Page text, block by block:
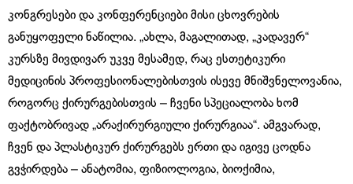
კონგრესები და კონფერენციები მისი ცხოვრების
განუყოფელი ნაწილია. „ახლა, მაგალითად, „კადავერ“
კურსზე მივდივარ უკვე მესამედ, რაც ესთეტიკური
მედიცინის პროფესიონალებისთვის ისევე მნიშვნელოვანია,
როგორც ქირურგებისთვის – ჩვენი სპეციალობა ხომ
ფაქტობრივად „არაქირურგიული ქირურგიაა“. ამგვარად,
ჩვენ და პლასტიკურ ქირურგებს ერთი და იგივე ცოდნა
გვჭირდება – ანატომია, ფიზიოლოგია, ბიოქიმია,